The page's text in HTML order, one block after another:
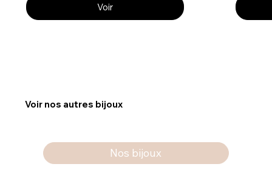
Voir
Voir nos autres bijoux
Nos bijoux